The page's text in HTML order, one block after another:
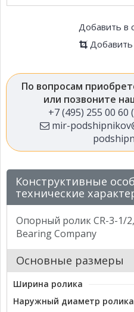
Добавить в
Добавить
По вопросам
или позвоните
+7 (495) 255 00
mir-
Конструктивные
технические
Опорный ролик CR-3-1/
Bearing Company
Основные размеры
Ширина ролика
Наружный диаметр ролика